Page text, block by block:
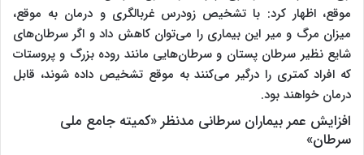
موقع، اظهار کرد: با تشخیص زودرس غربالگری و درمان به موقع،
میزان مرگ و میر این بیماری را می‌توان کاهش داد و اگر سرطان‌های
شایع نظیر سرطان پستان و سرطان‌هایی مانند روده بزرگ و پروستات
که افراد کمتری را درگیر می‌کنند به موقع تشخیص داده شوند، قابل
درمان خواهند بود.
افزایش عمر بیماران سرطانی مدنظر «کمیته جامع ملی
سرطان»